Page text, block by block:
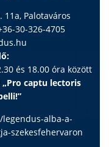
11a, Palotaváros
30-326-4705
és 18.00 óra között
captu lectoris
alba-a-
szekesfehervaron